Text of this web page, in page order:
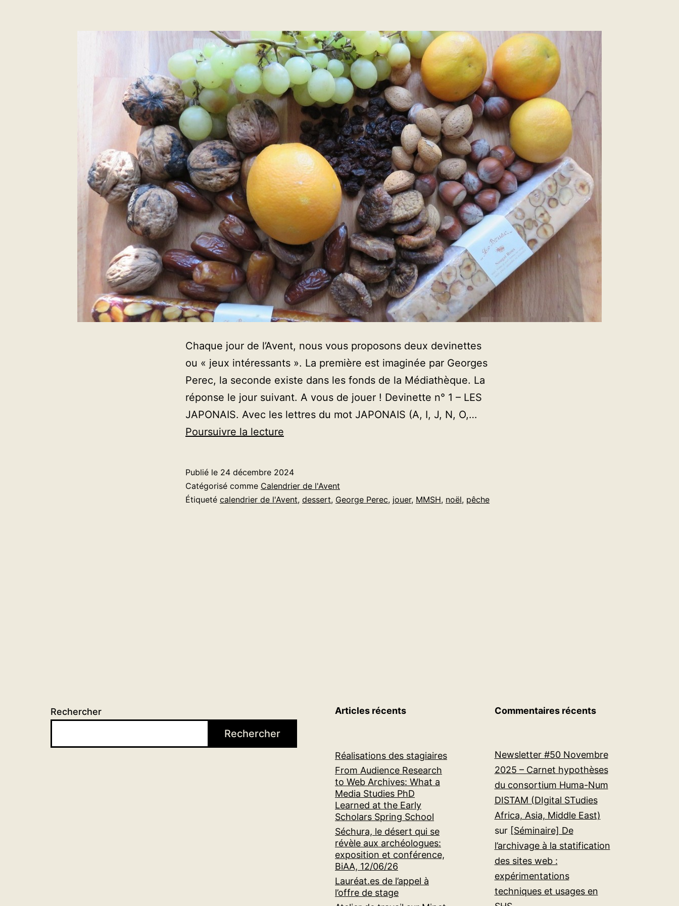
Chaque jour de l’Avent, nous vous proposons deux devinettes
ou « jeux intéressants ». La première est imaginée par Georges
Perec, la seconde existe dans les fonds de la Médiathèque. La
réponse le jour suivant. A vous de jouer ! Devinette n° 1 – LES
JAPONAIS. Avec les lettres du mot JAPONAIS (A, I, J, N, O,…
Poursuivre la lecture
Jour
24
Publié le 24 décembre 2024
Catégorisé comme Calendrier de l'Avent
Étiqueté calendrier de l'Avent, dessert, George Perec, jouer, MMSH, noël, pêche
Rechercher
Rechercher
Articles récents
Réalisations des stagiaires
From Audience Research
to Web Archives: What a
Media Studies PhD
Learned at the Early
Scholars Spring School
Séchura, le désert qui se
révèle aux archéologues:
exposition et conférence,
BiAA, 12/06/26
Lauréat.es de l’appel à
l’offre de stage
Commentaires récents
Newsletter #50 Novembre
2025 – Carnet hypothèses
du consortium Huma-Num
DISTAM (DIgital STudies
Africa, Asia, Middle East)
sur [Séminaire] De
l’archivage à la statification
des sites web :
expérimentations
techniques et usages en